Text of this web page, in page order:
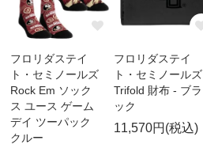
フロリダステイ
ト・セミノールズ
Rock Em ソック
ス ユース ゲーム
デイ ツーパック
クルー
フロリダステイ
ト・セミノールズ
Trifold 財布 - ブラ
ック
11,570円(税込)